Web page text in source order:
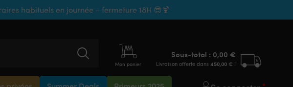
habituels en journée – fermeture 18H 😎🍹
Mon panier
Sous-total : 0,00 €
Livraison offerte dans 450,00 € !